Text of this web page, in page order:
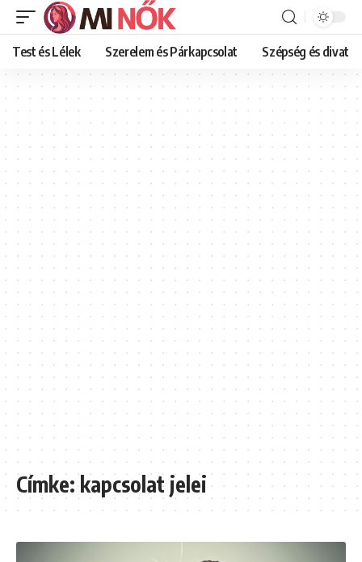
Test és Lélek Szerelem és Párkapcsolat Szépség és divat
Címke:kapcsolat jelei